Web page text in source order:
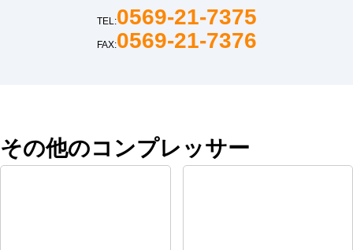
TEL:0569-21-7375
FAX:0569-21-7376
その他のコンプレッサー